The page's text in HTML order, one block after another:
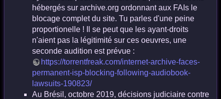
hébergés sur archive.org ordonnant aux FAIs le
blocage complet du site. Tu parles d'une peine
proportionelle ! Il se peut que les ayant-droits
n'aient pas la légitimité sur ces oeuvres, une
seconde audition est prévue :
https://torrentfreak.com/internet-archive-faces-
permanent-isp-blocking-following-audiobook-
lawsuits-190823/
Au Brésil, octobre 2019, décisions judiciaire contre